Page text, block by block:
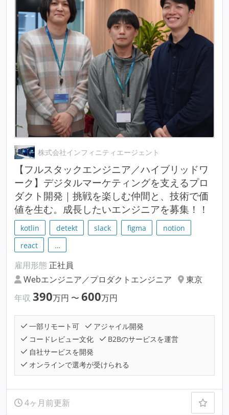
株式会社インフィニティエージェント
【フルスタックエンジニア／ハイブリッドワ
ーク】デジタルマーケティングを支えるプロ
ダクト開発｜挑戦を楽しむ仲間と、技術で価
値を生む。成長したいエンジニアを募集！！
kotlin detekt slack figma
notion
react
…
雇用形態 正社員
Webエンジニア／プロダクトエンジニア
東京
年収 390万円 〜 600万円
一部リモート可
アジャイル開発
コードレビュー文化
B2Bのサービスを運営
自社サービスを開発
オンラインで選考が受けられる
4ヶ月前更新